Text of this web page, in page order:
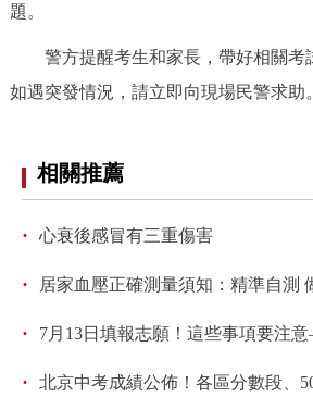
題。
警方提醒考生和家長，帶好相關考
如遇突發情況，請立即向現場民警求助
相關推薦
· 心衰後感冒有三重傷害
· 居家血壓正確測量須知：精準自測
· 7月13日填報志願！這些事項要注
·
北京中考成績公佈！各區分數段、